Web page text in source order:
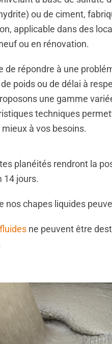
ou de ciment,
applicable dans des
ou en rénovation.
de répondre à une
de poids ou de délai à
une gamme
techniques
à vos besoins.
planéités rendront la
14 jours.
nos chapes liquides
ne peuvent être